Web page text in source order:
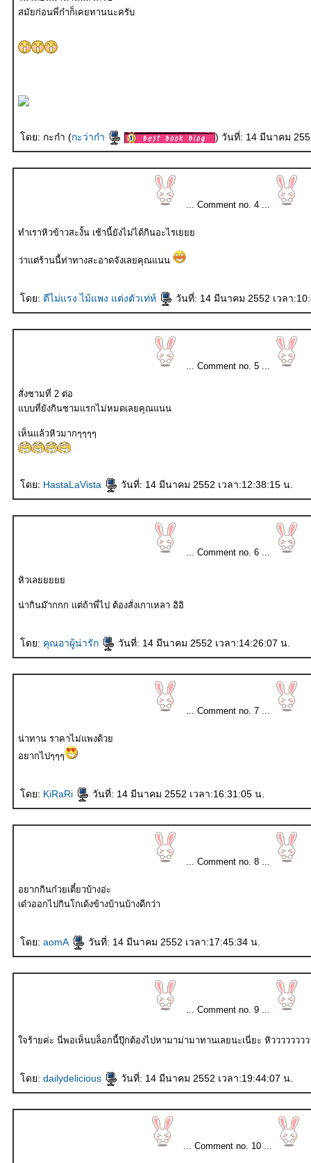
สมัยก่อนพี่ก๋าก็เคยทานนะครับ
ดย: กะก๋า (กะว่าก๋า ) วันที่: 14 มีนาคม
... Comment no. 4 ...
ทำเราหิวข้าวสะงั้น เช้านี้ยังไม่ได้กินอะไรเ
ว่าแต่ร้านนี้ท่าทางสะอาดจังเลยคุณแนน
ดย: ตีไม่แรง ไม้แพง แต่งตัวเท่ห์ วันที่: 14 มีนาคม 2552 เวลา
... Comment no. 5 ...
สั่งชามที่ 2 ต่อ
บบที่ยังกินชามแรกไม่หมดเลยคุณแนน
เห็นแล้วหิวมากๆๆๆๆ
ดย: HastaLaVista วันที่: 14 มีนาคม 2552 เวลา:12:38:15 น.
... Comment no. 6 ...
หิวเล
น่ากินม๊ากกก แต่ถ้าพี่ไป ต้องสั่งเกาเหลา อิอิ
ดย: คุณอาผู้น่ารัก วันที่: 14 มีนาคม 2552 เวลา:14:26:07 น.
... Comment no. 7 ...
น่าทาน ราคาไม่แพงด้ว
อยากไปๆๆๆ
ดย: KiRaRi วันที่: 14 มีนาคม 2552 เวลา:16:31:05 น.
... Comment no. 8 ...
อยากกินก๋วยเตี๋ยวบ้างอ่ะ
เด๋วออกไปกินโกเด้งข้างบ้านบ้างดีกว่า
ดย: aomA วันที่: 14 มีนาคม 2552 เวลา:17:45:34 น.
... Comment no. 9 ...
จร้ายค่ะ นี่พอเห็นบล็อกนี้ปุ๊กต้องไปหามาม่ามาทานเลยนะเนี่ยะ หิวววววววว
ดย: dailydelicious วันที่: 14 มีนาคม 2552 เวลา:19:44:07 น.
... Comment no. 10 ...